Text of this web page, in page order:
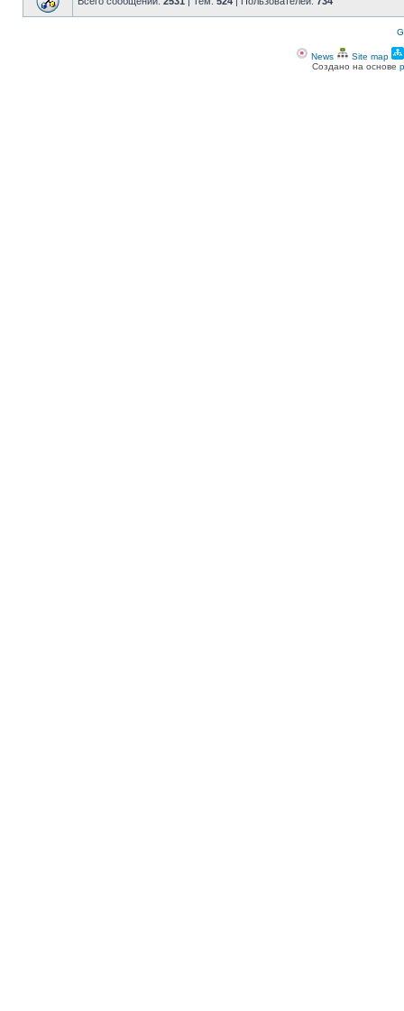
News Site map
Создано на основе